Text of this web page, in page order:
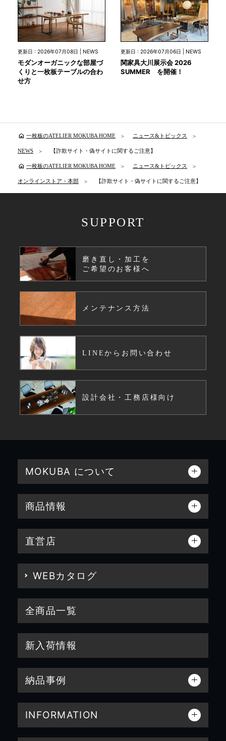
更新日 : 2026年07月08日 | NEWS
モダンオーガニックな部屋づ
くりと一枚板テーブルの合わ
せ方
更新日 : 2026年07月06日 | NEWS
関家具大川展示会 2026
SUMMER を開催！
home 一枚板のATELIER MOKUBA HOME ニュース&トピックス
NEWS 【詐欺サイト・偽サイトに関するご注意】
home 一枚板のATELIER MOKUBA HOME ニュース&トピックス
オンラインストア・本部 【詐欺サイト・偽サイトに関するご注意】
SUPPORT
磨き直し・加工を
ご希望のお客様へ
メンテナンス方法
LINEからお問い合わせ
設計会社・工務店様向け
MOKUBA について
商品情報
直営店
WEBカタログ
全商品一覧
新入荷情報
納品事例
INFORMATION